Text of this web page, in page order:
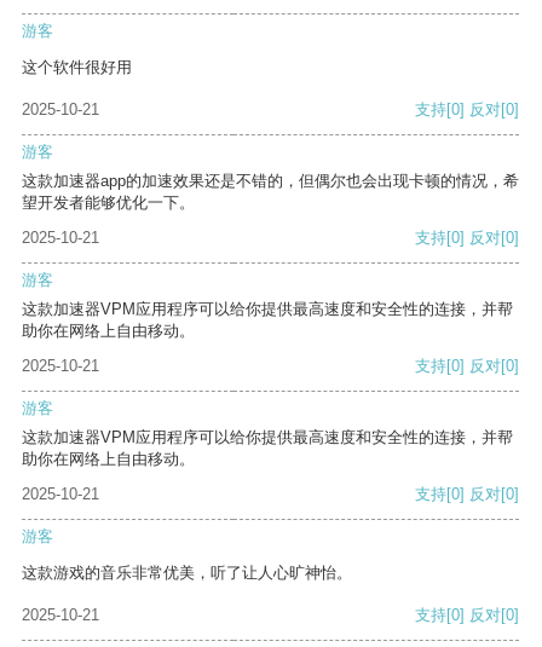
游客
这个软件很好用
2025-10-21 支持[0] 反对[0]
游客
这款加速器app的加速效果还是不错的，但偶尔也会出现卡顿的情况，希
望开发者能够优化一下。
2025-10-21
支持[0] 反对[0]
游客
这款加速器VPM应用程序可以给你提供最高速度和安全性的连接，并帮
助你在网络上自由移动。
2025-10-21
支持[0] 反对[0]
游客
这款加速器VPM应用程序可以给你提供最高速度和安全性的连接，并帮
助你在网络上自由移动。
2025-10-21
支持[0] 反对[0]
游客
这款游戏的音乐非常优美，听了让人心旷神怡。
2025-10-21 支持[0] 反对[0]